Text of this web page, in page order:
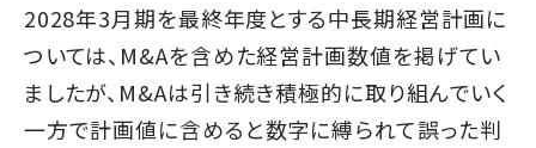
2028年3月期を最終年度とする中長期経営計画に
ついては、M&Aを含めた経営計画数値を掲げてい
ましたが、M&Aは引き続き積極的に取り組んでいく
一方で計画値に含めると数字に縛られて誤った判